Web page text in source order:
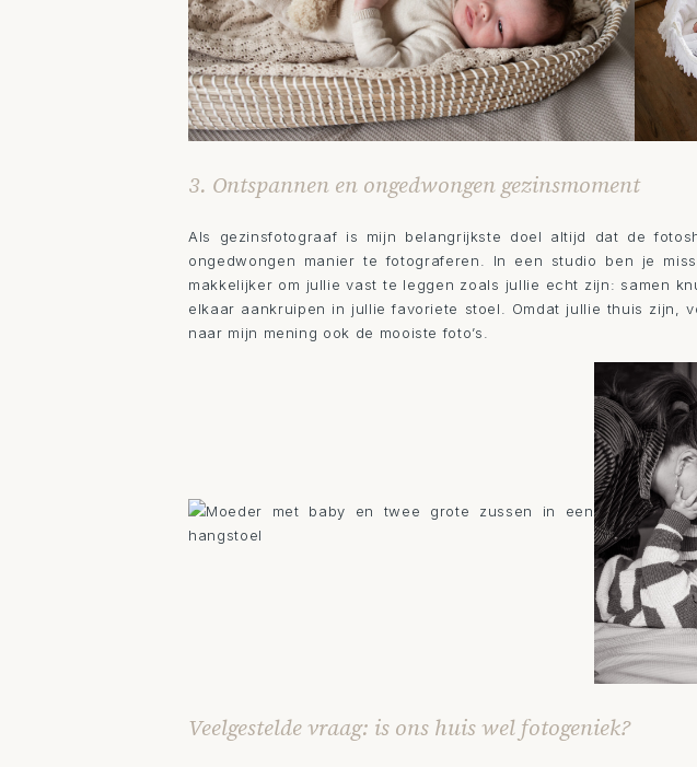
3. Ontspannen en ongedwongen gezinsmoment
Als gezinsfotograaf is mijn belangrijkste doel altijd dat de
ongedwongen manier te fotograferen. In een studio ben je
makkelijker om jullie vast te leggen zoals jullie echt zijn: samen
elkaar aankruipen in jullie favoriete stoel. Omdat jullie thuis zijn,
naar mijn mening ook de mooiste foto’s.
Veelgestelde vraag: is ons huis wel fotogeniek?